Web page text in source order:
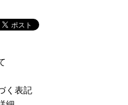
く表記